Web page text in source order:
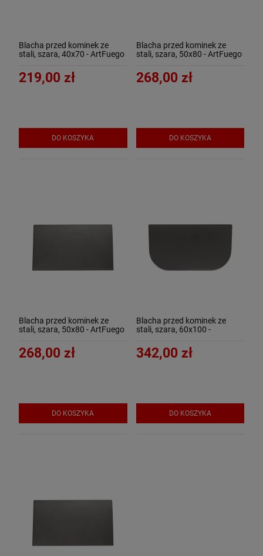
Blacha przed kominek ze
stali, szara, 40x70 - ArtFuego
219,00 zł
DO KOSZYKA
Blacha przed kominek ze
stali, szara, 50x80 - ArtFuego
268,00 zł
DO KOSZYKA
Blacha przed kominek ze
stali, szara, 50x80 - ArtFuego
268,00 zł
DO KOSZYKA
Blacha przed kominek ze
stali, szara, 60x100 -
342,00 zł
DO KOSZYKA